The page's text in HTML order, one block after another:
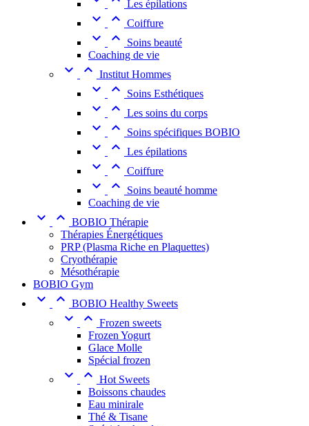
Les épilations
  Coiffure
 
Soins beauté
Coaching de vie
  Institut Hommes
  Soins Esthétiques
  Les soins du corps
  Soins spécifiques BOBIO
  Les épilations
  Coiffure
 
Soins beauté homme
Coaching de vie
  BOBIO Thérapie
Thérapies Énergétiques
PRP (Plasma Riche en Plaquettes)
Cryothérapie
Mésothérapie
BOBIO Gym
  BOBIO Healthy Sweets
  Frozen sweets
Frozen Yogurt
Glace Molle
Spécial frozen
  Hot Sweets
Boissons chaudes
Eau minirale
Thé & Tisane